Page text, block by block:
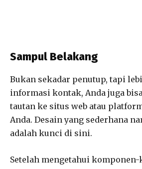
Sampul Belakang
Bukan sekadar penutup, tapi
informasi kontak, Anda juga
tautan ke situs web atau
Anda. Desain yang sederhana
adalah kunci di sini.
Setelah mengetahui